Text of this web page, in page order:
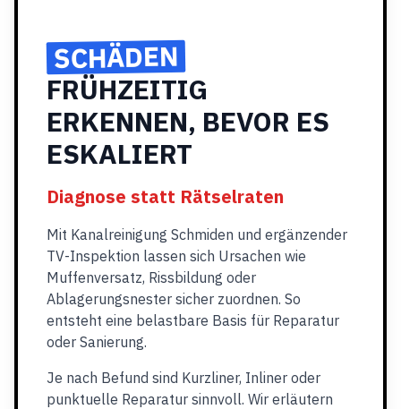
SCHÄDEN
FRÜHZEITIG
ERKENNEN, BEVOR ES
ESKALIERT
Diagnose statt Rätselraten
Mit Kanalreinigung Schmiden und ergänzender
TV-Inspektion lassen sich Ursachen wie
Muffenversatz, Rissbildung oder
Ablagerungsnester sicher zuordnen. So
entsteht eine belastbare Basis für Reparatur
oder Sanierung.
Je nach Befund sind Kurzliner, Inliner oder
punktuelle Reparatur sinnvoll. Wir erläutern